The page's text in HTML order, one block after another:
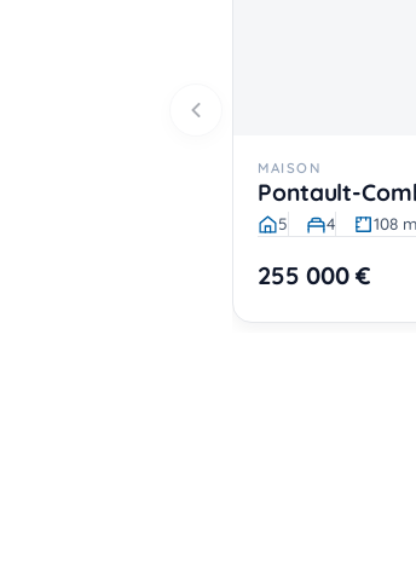
MAISON
Pontault-
5 4 108 m
255 000 €